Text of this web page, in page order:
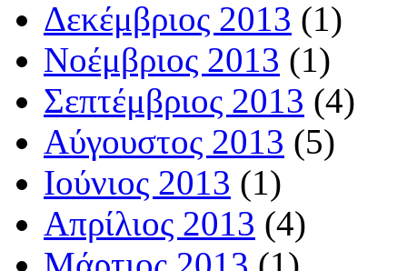
Δεκέμβριος 2013 (1)
Νοέμβριος 2013 (1)
Σεπτέμβριος 2013 (4)
Αύγουστος 2013 (5)
Ιούνιος 2013 (1)
Απρίλιος 2013 (4)